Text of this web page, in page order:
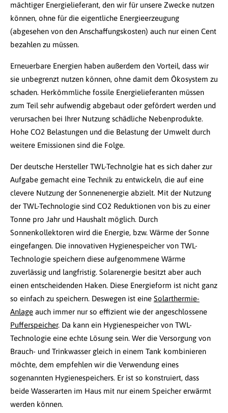
mächtiger Energielieferant, den wir für unsere Zwecke nutzen
können, ohne für die eigentliche Energieerzeugung
(abgesehen von den Anschaffungskosten) auch nur einen Cent
bezahlen zu müssen.
Erneuerbare Energien haben außerdem den Vorteil, dass wir
sie unbegrenzt nutzen können, ohne damit dem Ökosystem zu
schaden. Herkömmliche fossile Energielieferanten müssen
zum Teil sehr aufwendig abgebaut oder gefördert werden und
verursachen bei Ihrer Nutzung schädliche Nebenprodukte.
Hohe CO2 Belastungen und die Belastung der Umwelt durch
weitere Emissionen sind die Folge.
Der deutsche Hersteller TWL-Technolgie hat es sich daher zur
Aufgabe gemacht eine Technik zu entwickeln, die auf eine
clevere Nutzung der Sonnenenergie abzielt. Mit der Nutzung
der TWL-Technologie sind CO2 Reduktionen von bis zu einer
Tonne pro Jahr und Haushalt möglich. Durch
Sonnenkollektoren wird die Energie, bzw. Wärme der Sonne
eingefangen. Die innovativen Hygienespeicher von TWL-
Technologie speichern diese aufgenommene Wärme
zuverlässig und langfristig. Solarenergie besitzt aber auch
einen entscheidenden Haken. Diese Energieform ist nicht ganz
so einfach zu speichern. Deswegen ist eine Solarthermie-
Anlage auch immer nur so effizient wie der angeschlossene
Pufferspeicher. Da kann ein Hygienespeicher von TWL-
Technologie eine echte Lösung sein. Wer die Versorgung von
Brauch- und Trinkwasser gleich in einem Tank kombinieren
möchte, dem empfehlen wir die Verwendung eines
sogenannten Hygienespeichers. Er ist so konstruiert, dass
beide Wasserarten im Haus mit nur einem Speicher erwärmt
werden können.